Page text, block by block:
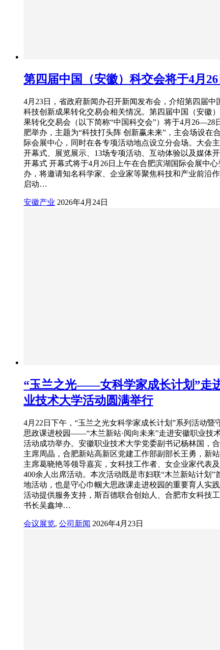
第四届中国（安徽）科交会将于4月
4月23日，省政府新闻办召开新闻发布会，介绍第四届中
科技创新成果转化交易会相关情况。第四届中国（安徽
果转化交易会（以下简称“中国科交会”）将于4月26—28
肥举办，主题为“科技打头阵 创新赢未来”，主会场设在
际会展中心，同时在各专项活动地点设立分会场。大会
开幕式、展览展示、13场专项活动、互动体验以及媒体
开幕式 开幕式将于4月26日上午在合肥滨湖国际会展中
办，将邀请知名科学家、企业家等聚焦科技和产业前沿
启动…
安徽产业 2026年4月24日
“玉兰之光——女科学家成长计划”走
业技术大学活动圆满举行
4月22日下午，“玉兰之光女科学家成长计划”系列活动暨
思政课进校园——“木兰新站·阅向未来”走进安徽职业技
活动成功举办。安徽职业技术大学党委副书记杨林国，
主席周晶，合肥新站高新区党建工作部副部长王勇，新
主席葛晓艳等领导嘉宾，女科技工作者、女企业家代表
400余人出席活动。本次活动既是市妇联“木兰新站计划”
地活动，也是守心巾帼大思政课走进校园的重要育人实
活动提供服务支持，斯百德联合创始人、合肥市女科技
书长吴鑫坤…
会议展览, 公司新闻 2026年4月23日